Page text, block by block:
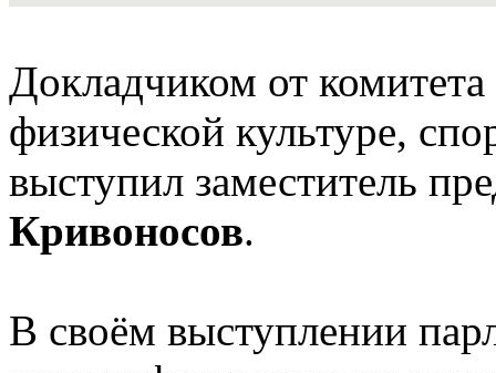
Докладчиком от
физической культуре,
выступил заместитель
Кривоносов.
В своём выступлении